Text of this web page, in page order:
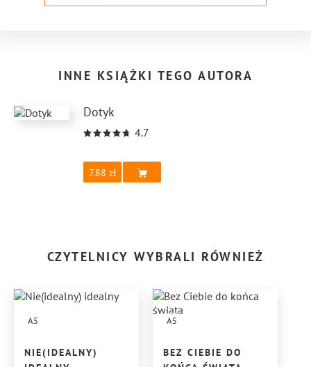
INNE KSIĄŻKI TEGO AUTORA
Dotyk
4.7
7.88
CZYTELNICY WYBRALI RÓWNIEŻ
A5
NIE(IDEALNY)
A5
BEZ CIEBIE DO